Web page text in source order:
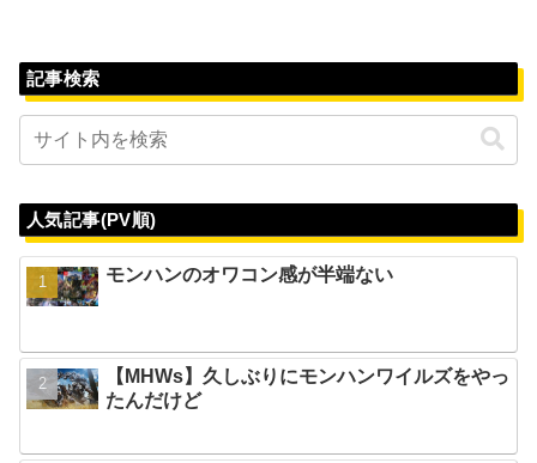
記事検索
人気記事(PV順)
モンハンのオワコン感が半端ない
【MHWs】久しぶりにモンハンワイルズをやっ
たんだけど